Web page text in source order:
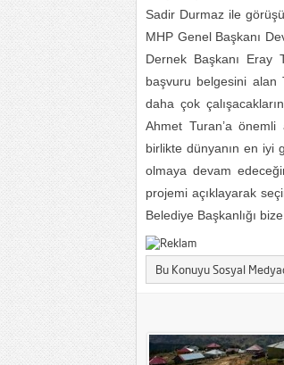
Sadir Durmaz ile
MHP Genel Başkanı
Dernek Başkanı Eray
başvuru belgesini alan
daha çok
Ahmet Turan’a
birlikte dünyanın en iyi
olmaya devam
projemi açıklayarak
Belediye Başkanlığı
Bu Konuyu Sosyal